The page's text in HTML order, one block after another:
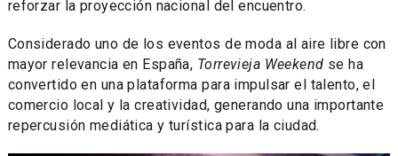
reforzar la proyección nacional del encuentro.
Considerado uno de los eventos de moda al aire libre con
mayor relevancia en España, Torrevieja Weekend se ha
convertido en una plataforma para impulsar el talento, el
comercio local y la creatividad, generando una importante
repercusión mediática y turística para la ciudad.